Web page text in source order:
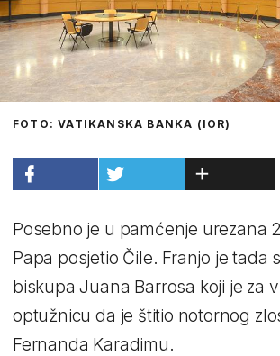
FOTO: VATIKANSKA BANKA (IOR)
Posebno je u pamćenje urezana
Papa posjetio Čile. Franjo je tada
biskupa Juana Barrosa koji je za
optužnicu da je štitio notornog
Fernanda Karadimu.